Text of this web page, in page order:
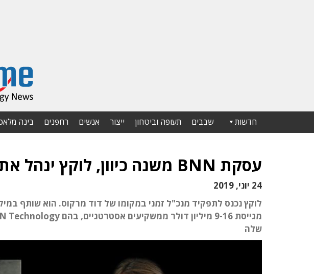
חדשות שבבים תעופה וביטחון ייצור אנשים רחפנים בינה
עסקת BNN משנה כיוון, לוקץ ינהל את מיקרונט
24 יוני, 2019
שלה